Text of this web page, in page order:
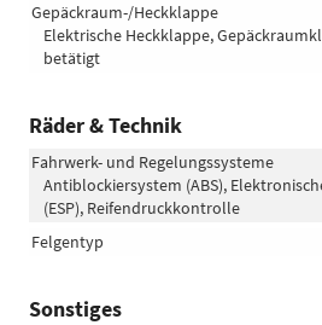
Gepäckraum-/Heckklappe
Elektrische Heckklappe,
betätigt
Räder & Technik
Fahrwerk- und Regelungssysteme
Antiblockiersystem (ABS),
(ESP), Reifendruckkontrolle
Felgentyp
Sonstiges